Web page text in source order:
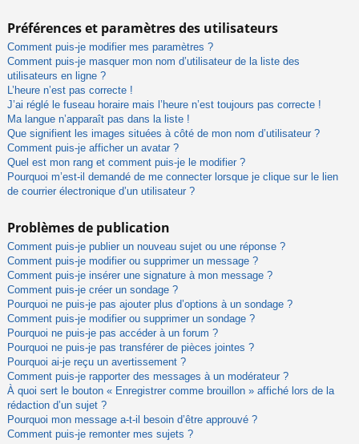
Préférences et paramètres des utilisateurs
Comment puis-je modifier mes paramètres ?
Comment puis-je masquer mon nom d’utilisateur de la liste des
utilisateurs en ligne ?
L’heure n’est pas correcte !
J’ai réglé le fuseau horaire mais l’heure n’est toujours pas correcte !
Ma langue n’apparaît pas dans la liste !
Que signifient les images situées à côté de mon nom d’utilisateur ?
Comment puis-je afficher un avatar ?
Quel est mon rang et comment puis-je le modifier ?
Pourquoi m’est-il demandé de me connecter lorsque je clique sur le lien
de courrier électronique d’un utilisateur ?
Problèmes de publication
Comment puis-je publier un nouveau sujet ou une réponse ?
Comment puis-je modifier ou supprimer un message ?
Comment puis-je insérer une signature à mon message ?
Comment puis-je créer un sondage ?
Pourquoi ne puis-je pas ajouter plus d’options à un sondage ?
Comment puis-je modifier ou supprimer un sondage ?
Pourquoi ne puis-je pas accéder à un forum ?
Pourquoi ne puis-je pas transférer de pièces jointes ?
Pourquoi ai-je reçu un avertissement ?
Comment puis-je rapporter des messages à un modérateur ?
À quoi sert le bouton « Enregistrer comme brouillon » affiché lors de la
rédaction d’un sujet ?
Pourquoi mon message a-t-il besoin d’être approuvé ?
Comment puis-je remonter mes sujets ?